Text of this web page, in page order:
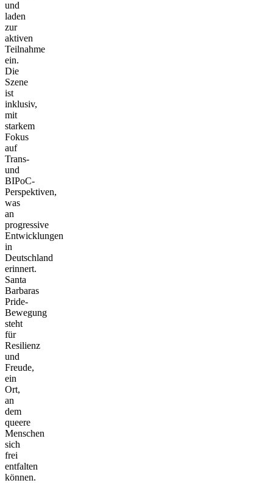
und
laden
zur
aktiven
Teilnahme
ein.
Die
Szene
ist
inklusiv,
mit
starkem
Fokus
auf
Trans-
und
BIPoC-
Perspektiven,
was
an
progressive
Entwicklungen
in
Deutschland
erinnert.
Santa
Barbaras
Pride-
Bewegung
steht
für
Resilienz
und
Freude,
ein
Ort,
an
dem
queere
Menschen
sich
frei
entfalten
können.